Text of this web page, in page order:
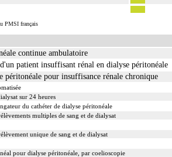
PMSI français
continue ambulatoire
patient insuffisant rénal en dialyse péritonéale
péritonéale pour insuffisance rénale chronique
sur 24 heures
du cathéter de dialyse péritonéale
multiples de sang et de dialysat
unique de sang et de dialysat
pour dialyse péritonéale, par coelioscopie